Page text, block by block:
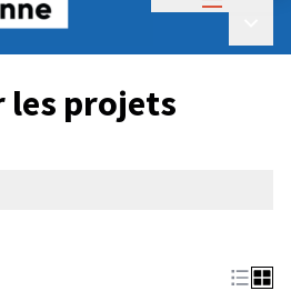
2024
les projets